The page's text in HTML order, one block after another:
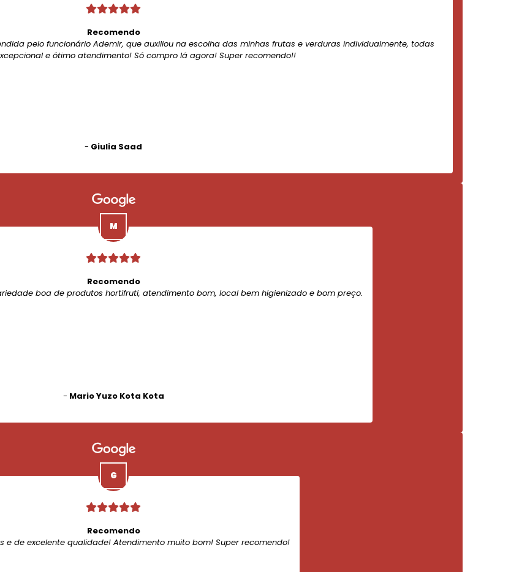
Recomendo
pelo funcionário Ademir, que auxiliou na escolha das minhas frutas e verduras individualmente, todas
e ótimo atendimento! Só compro lá agora! Super recomendo!!
- Giulia Saad
Recomendo
boa de produtos hortifruti, atendimento bom, local bem higienizado e bom preço.
- Mario Yuzo Kota Kota
Recomendo
e de excelente qualidade! Atendimento muito bom! Super recomendo!